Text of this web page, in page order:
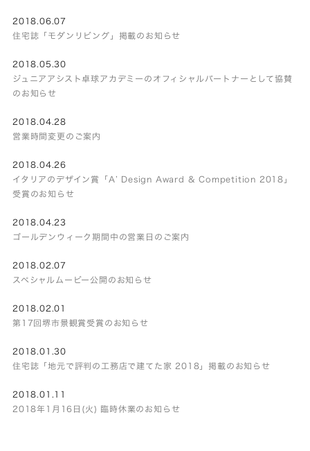
2018.06.07
住宅誌「モダンリビング」掲載のお知らせ
2018.05.30
ジュニアアシスト卓球アカデミーのオフィシャルパートナーとして協賛
のお知らせ
2018.04.28
営業時間変更のご案内
2018.04.26
イタリアのデザイン賞「A’ Design Award & Competition 2018」
受賞のお知らせ
2018.04.23
ゴールデンウィーク期間中の営業日のご案内
2018.02.07
スペシャルムービー公開のお知らせ
2018.02.01
第17回堺市景観賞受賞のお知らせ
2018.01.30
住宅誌「地元で評判の工務店で建てた家 2018」掲載のお知らせ
2018.01.11
2018年1月16日(火) 臨時休業のお知らせ